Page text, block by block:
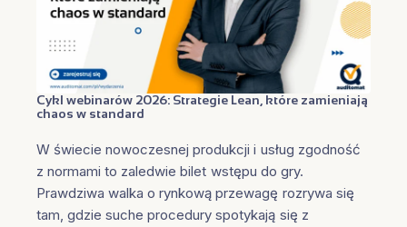
Cykl webinarów 2026: Strategie Lean, które zamieniają
chaos w standard
W świecie nowoczesnej produkcji i usług zgodność
z normami to zaledwie bilet wstępu do gry.
Prawdziwa walka o rynkową przewagę rozrywa się
tam, gdzie suche procedury spotykają się z